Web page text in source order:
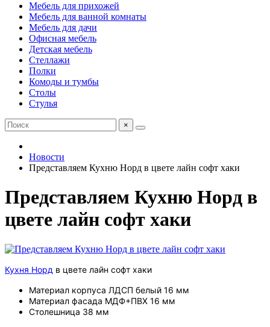
Мебель для прихожей
Мебель для ванной комнаты
Мебель для дачи
Офисная мебель
Детская мебель
Стеллажи
Полки
Комоды и тумбы
Столы
Стулья
×
Новости
Представляем Кухню Норд в цвете лайн софт хаки
Представляем Кухню Норд в
цвете лайн софт хаки
Кухня Норд в цвете лайн софт хаки
Материал корпуса ЛДСП белый 16 мм
Материал фасада МДФ+ПВХ 16 мм
Столешница 38 мм